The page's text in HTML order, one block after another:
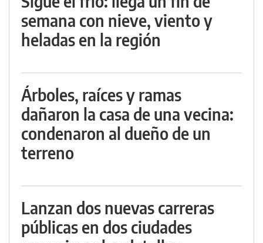
semana con nieve, viento y
heladas en la región
Árboles, raíces y ramas
dañaron la casa de una vecina:
condenaron al dueño de un
terreno
Lanzan dos nuevas carreras
públicas en dos ciudades